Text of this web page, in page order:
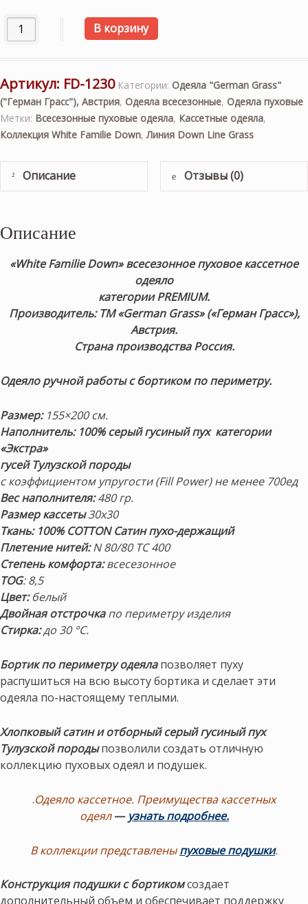
Количество товара «White Familie Down» 155×200см.
В корзину
Артикул: FD-1230 Категории: Одеяла "German Grass"
("Герман Грасс"), Австрия, Одеяла всесезонные, Одеяла пуховые
Метки: Всесезонные пуховые одеяла, Кассетные одеяла,
Коллекция White Familie Down,Линия Down Line Grass
Описание Отзывы (0)
Описание
«White Familie Down» всесезонное пуховое кассетное
одеяло
категории PREMIUM.
Производитель: ТМ «German Grass» («Герман Грасс»),
Австрия.
Страна производства Россия.
Одеяло ручной работыс бортиком попериметру.
Размер:155×200 см.
Наполнитель: 100% серый гусиный пух категории
«Экстра»
гусей Тулузской породы
с коэффициентом упругости (Fill Power)не менее 700ед
Вес наполнителя:480 гр.
Размер кассеты30х30
Ткань: 100% COTTONСатин пухо-держащий
Плетение нитей:N 80/80 TC 400
Степень комфорта:всесезонное
TOG: 8,5
Цвет:белый
Двойная отстрочкапо периметру изделия
Стирка:до 30 °С.
Бортик по периметру одеялапозволяет пуху
распушиться на всю высоту бортика и сделает эти
одеяла по-настоящему теплыми.
Хлопковый сатин и отборный серый гусиный пух
Тулузской породыпозволили создать отличную
коллекцию пуховых одеял и подушек.
.Одеяло кассетное. Преимущества кассетных
одеял— узнать подробнее.
В коллекции представленыпуховые подушки.
Конструкция подушки с бортикомсоздает
дополнительный объем и обеспечивает поддержку